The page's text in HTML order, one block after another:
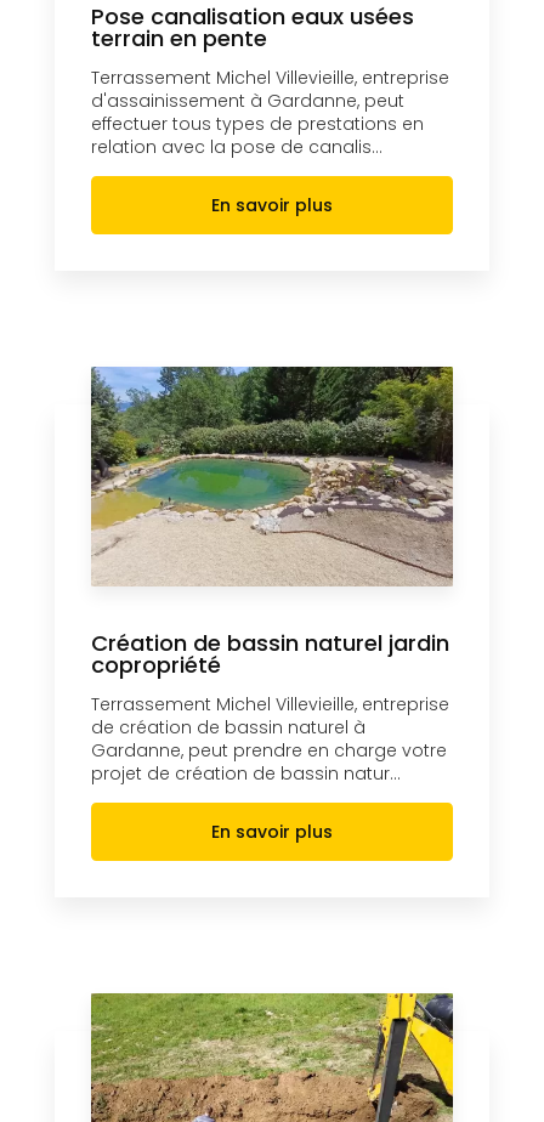
Pose canalisation eaux usées
terrain en pente
Terrassement Michel Villevieille, entreprise
d'assainissement à Gardanne, peut
effectuer tous types de prestations en
relation avec la pose de canalis...
En savoir plus
Création de bassin naturel jardin
copropriété
Terrassement Michel Villevieille, entreprise
de création de bassin naturel à
Gardanne, peut prendre en charge votre
projet de création de bassin natur...
En savoir plus